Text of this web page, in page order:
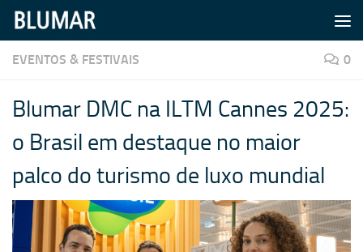
Skip to content
EVENTOS & FESTIVAIS 0
Blumar DMC na ILTM Cannes 2025:
o Brasil em destaque no maior
palco do turismo de luxo mundial